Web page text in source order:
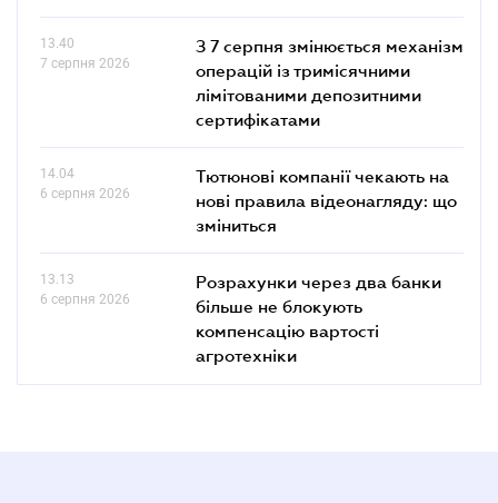
13.40
7 серпня 2026
З 7 серпня змінюється механізм
операцій із тримісячними
лімітованими депозитними
сертифікатами
14.04
6 серпня 2026
Тютюнові компанії чекають на
нові правила відеонагляду: що
зміниться
13.13
6 серпня 2026
Розрахунки через два банки
більше не блокують
компенсацію вартості
агротехніки